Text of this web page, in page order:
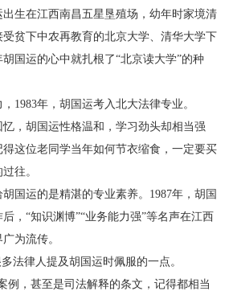
生在江西南昌五星垦殖场，幼年时家境清
贫下中农再教育的北京大学、清华大学下
国运的心中就扎根了“北京读大学”的种
年，胡国运考入北大法律专业。
胡国运性格温和，学习劲头却相当强
这位老同学当年如何节衣缩食，一定要买
往。
运的是精湛的专业素养。1987年，胡国
，“知识渊博”“业务能力强”等名声在江西
为流传。
律人提及胡国运时佩服的一点。
，甚至是司法解释的条文，记得都相当